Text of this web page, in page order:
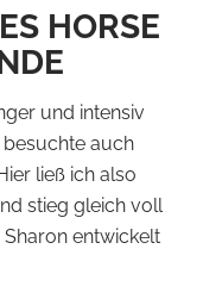
HORSE
und intensiv
besuchte auch
ließ ich also
stieg gleich voll
entwickelt